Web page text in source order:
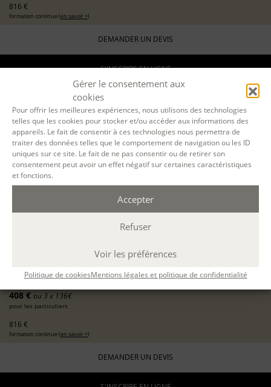
Gérer le consentement aux
cookies
Pour offrir les meilleures expériences, nous utilisons des technologies
telles que les cookies pour stocker et/ou accéder aux informations des
appareils. Le fait de consentir à ces technologies nous permettra de
traiter des données telles que le comportement de navigation ou les ID
uniques sur ce site. Le fait de ne pas consentir ou de retirer son
consentement peut avoir un effet négatif sur certaines caractéristiques
et fonctions.
Accepter
Refuser
Voir les préférences
Politique de cookiesMentions légales et politique de confidentialité
816 €
formation continue (en savoir +)
DEMANDER UN DEVIS
S'INSCRIRE EN LIGNE
03 OCT. 2026
12 DÉC. 2026
LYON
présentiel
10h-13h / 14h-17h
LE PARCOURS - MODULE 1 : OSER ÉCRIRE
03 oct 2026, 17 oct 2026, 21 nov 2026, 12 déc 2026
avecCatherine Berthelard
408 € ou 3 x 136€
pour les particuliers
816 €
formation continue (en savoir +)
DEMANDER UN DEVIS